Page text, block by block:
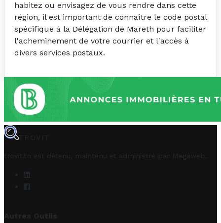
habitez ou envisagez de vous rendre dans cette
région, il est important de connaître le code postal
spécifique à la Délégation de Mareth pour faciliter
l'acheminement de votre courrier et l'accès à
divers services postaux.
TROVIT
trovit.tn est détenu, maintenu et administré par Megaweb
Autres Outils